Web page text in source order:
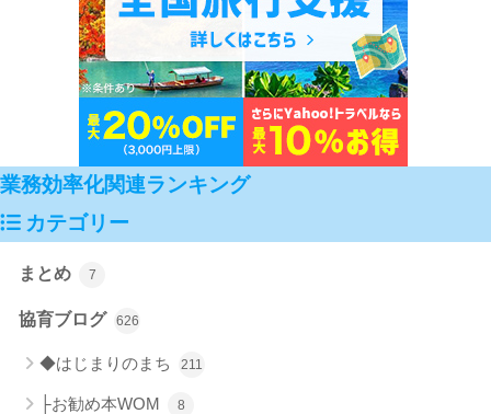
業務効率化関連ランキング
カテゴリー
まとめ 7
協育ブログ 626
◆はじまりのまち 211
├お勧め本WOM 8